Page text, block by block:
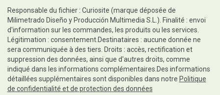
Responsable du fichier : Curiosite (marque déposée de
Milimetrado Diseño y Producción Multimedia S.L.). Finalité : envoi
d'information sur les commandes, les produits ou les services.
Légitimation : consentement.Destinataires : aucune donnée ne
sera communiquée à des tiers. Droits : accès, rectification et
suppression des données, ainsi que d'autres droits, comme
indiqué dans les informations complémentaires.Des informations
détaillées supplémentaires sont disponibles dans notre Politique
de confidentialité et de protection des données